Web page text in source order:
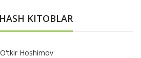
KITOBLAR
O'tkir Hoshimov